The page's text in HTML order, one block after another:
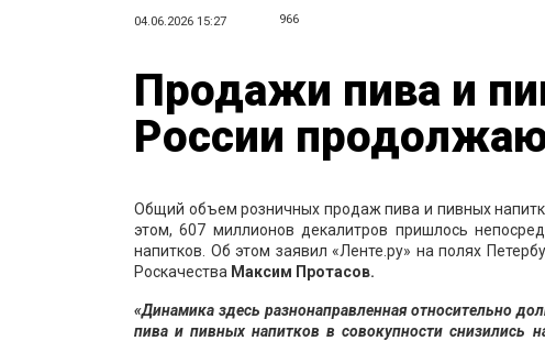
04.06.2026 15:27 966
Продажи пива и
России
Общий объем розничных продаж пива и пивных
этом, 607 миллионов декалитров пришлось
напитков. Об этом заявил «Ленте.ру» на полях
Роскачества Максим Протасов.
«Динамика здесь разнонаправленная относительно
пива и пивных напитков в совокупности